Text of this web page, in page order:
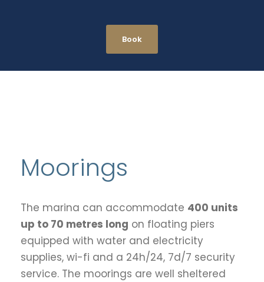
Book
Moorings
The marina can accommodate 400 units
up to 70 metres long on floating piers
equipped with water and electricity
supplies, wi-fi and a 24h/24, 7d/7 security
service. The moorings are well sheltered